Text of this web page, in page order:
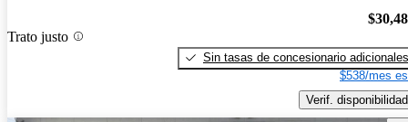
Trato justo
Sin tasas de concesionario adicionales
$538/mes
Verif. disponibilidad